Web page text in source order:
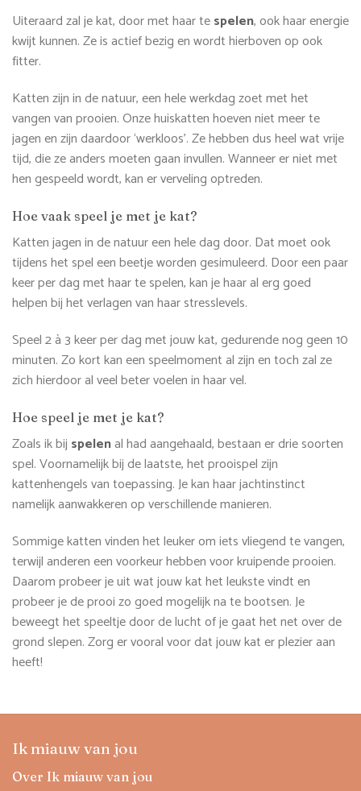
Uiteraard zal je kat, door met haar tespelen, ook haar energie
kwijt kunnen. Ze is actief bezig en wordt hierboven op ook
fitter.
Katten zijn in de natuur, een hele werkdag zoet met het
vangen van prooien. Onze huiskatten hoeven niet meer te
jagen en zijn daardoor ‘werkloos’. Ze hebben dus heel wat vrije
tijd, die ze anders moeten gaan invullen. Wanneer er niet met
hen gespeeld wordt, kan er verveling optreden.
Hoe vaak speel je met je kat?
Katten jagen in de natuur een hele dag door. Dat moet ook
tijdens het spel een beetje worden gesimuleerd. Door een paar
keer per dag met haar te spelen, kan je haar al erg goed
helpen bij het verlagen van haar stresslevels.
Speel 2 à 3 keer per dag met jouw kat, gedurende nog geen 10
minuten. Zo kort kan een speelmoment al zijn en toch zal ze
zich hierdoor al veel beter voelen in haar vel.
Hoe speel je met je kat?
Zoals ik bij spelenal had aangehaald, bestaan er drie soorten
spel. Voornamelijk bij de laatste, het prooispel zijn
kattenhengels van toepassing. Je kan haar jachtinstinct
namelijk aanwakkeren op verschillende manieren.
Sommige katten vinden het leuker om iets vliegend te vangen,
terwijl anderen een voorkeur hebben voor kruipende prooien.
Daarom probeer je uit wat jouw kat het leukste vindt en
probeer je de prooi zo goed mogelijk na te bootsen. Je
beweegt het speeltje door de lucht of je gaat het net over de
grond slepen. Zorg er vooral voor dat jouw kat er plezier aan
heeft!
Ik miauw van jou
Over Ik miauw van jou